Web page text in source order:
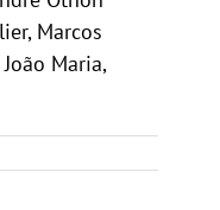
Marcos
Maria,